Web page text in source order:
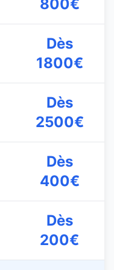
800€
Dès
1800€
Dès
2500€
Dès
400€
Dès
200€